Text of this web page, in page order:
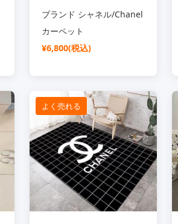
ブランド シャネル/Chanel
カーペット
¥6,800(税込)
よく売れる